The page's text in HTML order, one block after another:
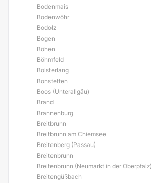
Bodenmais
Bodenwöhr
Bodolz
Bogen
Böhen
Böhmfeld
Bolsterlang
Bonstetten
Boos (Unterallgäu)
Brand
Brannenburg
Breitbrunn
Breitbrunn am Chiemsee
Breitenberg (Passau)
Breitenbrunn
Breitenbrunn (Neumarkt in der Oberpfalz)
Breitengüßbach